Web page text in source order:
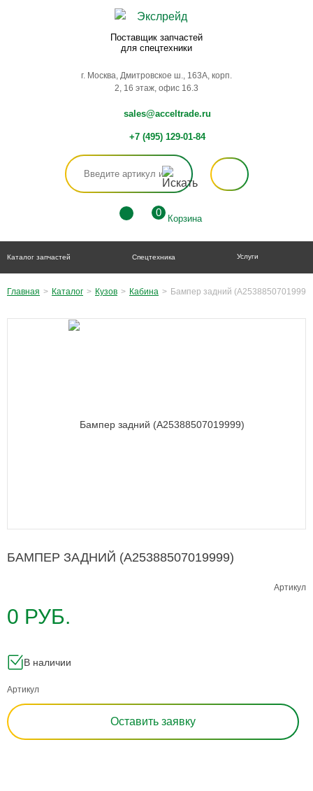
Поставщик запчастей
для спецтехники
г. Москва, Дмитровское ш., 163А, корп.
2, 16 этаж, офис 16.3
sales@acceltrade.ru
+7 (495) 129-01-84
0
Корзина
Каталог запчастей Спецтехника Услуги
Главная > Каталог > Кузов > Кабина > Бампер задний (A25388507019999)
БАМПЕР ЗАДНИЙ (A25388507019999)
Артикул
0 РУБ.
В наличии
Артикул
Оставить заявку